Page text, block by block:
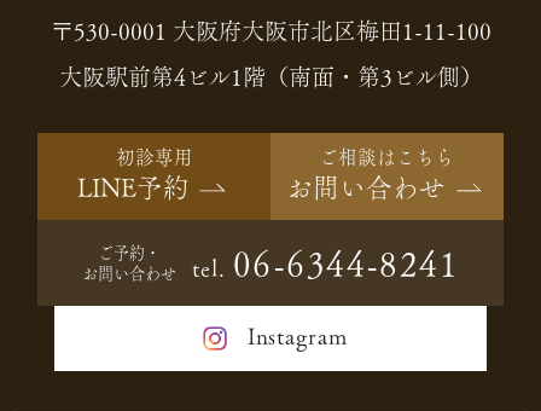
〒530-0001 大阪府大阪市北区梅田1-11-100
大阪駅前第4ビル1階（南面・第3ビル側）
初診専用
LINE予約
ご相談はこちら
お問い合わせ
ご予約・
お問い合わせ
tel. 06-6344-8241
Instagram